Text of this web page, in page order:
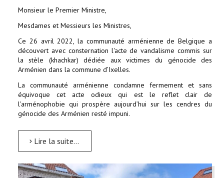
Monsieur le Premier Ministre,
Mesdames et Messieurs les Ministres,
Ce 26 avril 2022, la communauté arménienne de Belgique a
découvert avec consternation l'acte de vandalisme commis sur
la stèle (khachkar) dédiée aux victimes du génocide des
Arménien dans la commune d’Ixelles.
La communauté arménienne condamne fermement et sans
équivoque cet acte odieux qui est le reflet clair de
l'arménophobie qui prospère aujourd’hui sur les cendres du
génocide des Arménien resté impuni.
Lire la suite...